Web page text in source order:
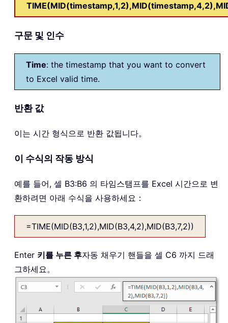
구문 및 인수
Time: the timestamp that you want to convert
to Excel valid time.
반환 값
이는 시간 형식으로 반환 값됩니다。
이 수식의 작동 방식
예를 들어, 셀 B3:B6 의 타임스탬프를 Excel 시간으로 변
환하려면 아래 수식을 사용하세요：
=TIME(MID(B3,1,2),MID(B3,4,2),MID(B3,7,2))
Enter 키를 누른 후자동 채우기 핸들을 셀 C6 까지 드래
그하세요。